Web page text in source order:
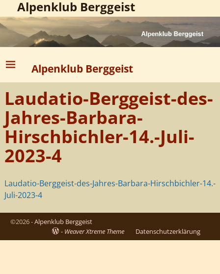
Alpenklub Berggeist
Alpenklub Berggeist
Laudatio-Berggeist-des-
Jahres-Barbara-
Hirschbichler-14.-Juli-
2023-4
Laudatio-Berggeist-des-Jahres-Barbara-Hirschbichler-14.-
Juli-2023-4
©2026 -Alpenklub Berggeist
- Weaver Xtreme Theme Datenschutzerklärung